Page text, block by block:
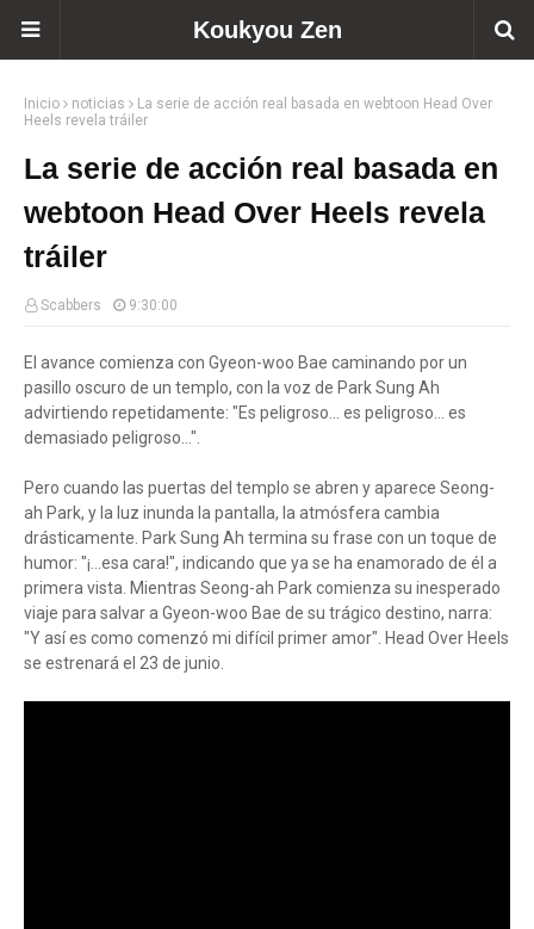
Koukyou Zen
Inicio noticias
La serie de acción real basada en webtoon Head Over
Heels revela tráiler
La serie de acción real basada en
webtoon Head Over Heels revela
tráiler
Scabbers 9:30:00
El avance comienza con Gyeon-woo Bae caminando por un
pasillo oscuro de un templo, con la voz de Park Sung Ah
advirtiendo repetidamente: "Es peligroso... es peligroso... es
demasiado peligroso...".
Pero cuando las puertas del templo se abren y aparece Seong-
ah Park, y la luz inunda la pantalla, la atmósfera cambia
drásticamente. Park Sung Ah termina su frase con un toque de
humor: "¡...esa cara!", indicando que ya se ha enamorado de él a
primera vista. Mientras Seong-ah Park comienza su inesperado
viaje para salvar a Gyeon-woo Bae de su trágico destino, narra:
"Y así es como comenzó mi difícil primer amor". Head Over Heels
se estrenará el 23 de junio.